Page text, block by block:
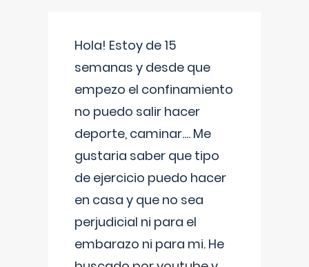
Hola! Estoy de 15
semanas y desde que
empezo el confinamiento
no puedo salir hacer
deporte, caminar.... Me
gustaria saber que tipo
de ejercicio puedo hacer
en casa y que no sea
perjudicial ni para el
embarazo ni para mi. He